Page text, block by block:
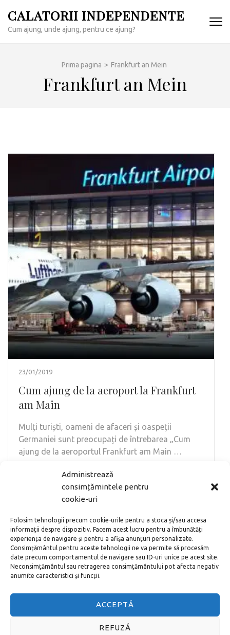
Administrează
consimțămintele pentru
cookie-uri
Folosim tehnologii precum cookie-urile pentru a stoca și/sau accesa
informații despre dispozitiv. Facem acest lucru pentru a îmbunătăți
experiența de navigare și pentru a afișa anunțuri personalizate.
Consimțământul pentru aceste tehnologii ne va permite să procesăm
date precum comportamentul de navigare sau ID-uri unice pe acest site.
Neconsimțământul sau retragerea consimțământului pot afecta negativ
anumite caracteristici și funcții.
ACCEPTĂ
REFUZĂ
conținut
CALATORII INDEPENDENTE
Cum ajung, unde ajung, pentru ce ajung?
Prima pagina > Frankfurt an Mein
Frankfurt an Mein
23/01/2019
Cum ajung de la aeroport la Frankfurt
am Main
Mulți turiști, oameni de afaceri și oaspeții
Germaniei sunt preocupați de întrebarea „Cum
ajung de la aeroportul Frankfurt am Main …
MAI DEPARTE
ARTICOLE POPULARE
Noul aeroport din Istanbul – cum ajung în
centru